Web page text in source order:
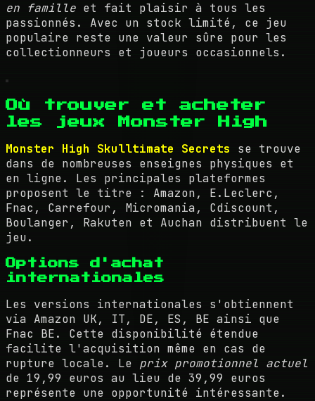
en famille et fait plaisir à tous les
passionnés. Avec un stock limité, ce jeu
populaire reste une valeur sûre pour les
collectionneurs et joueurs occasionnels.
Où trouver et acheter
les jeux Monster High
Monster High Skulltimate Secrets se trouve
dans de nombreuses enseignes physiques et
en ligne. Les principales plateformes
proposent le titre : Amazon, E.Leclerc,
Fnac, Carrefour, Micromania, Cdiscount,
Boulanger, Rakuten et Auchan distribuent le
jeu.
Options d'achat
internationales
Les versions internationales s'obtiennent
via Amazon UK, IT, DE, ES, BE ainsi que
Fnac BE. Cette disponibilité étendue
facilite l'acquisition même en cas de
rupture locale. Le prix promotionnel actuel
de 19,99 euros au lieu de 39,99 euros
représente une opportunité intéressante.